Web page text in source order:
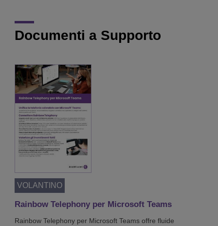
Documenti a Supporto
VOLANTINO
Rainbow Telephony per Microsoft Teams
Rainbow Telephony per Microsoft Teams offre fluide